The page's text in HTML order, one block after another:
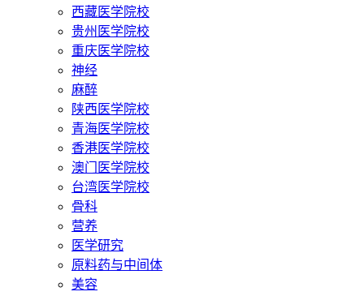
西藏医学院校
贵州医学院校
重庆医学院校
神经
麻醉
陕西医学院校
青海医学院校
香港医学院校
澳门医学院校
台湾医学院校
骨科
营养
医学研究
原料药与中间体
美容